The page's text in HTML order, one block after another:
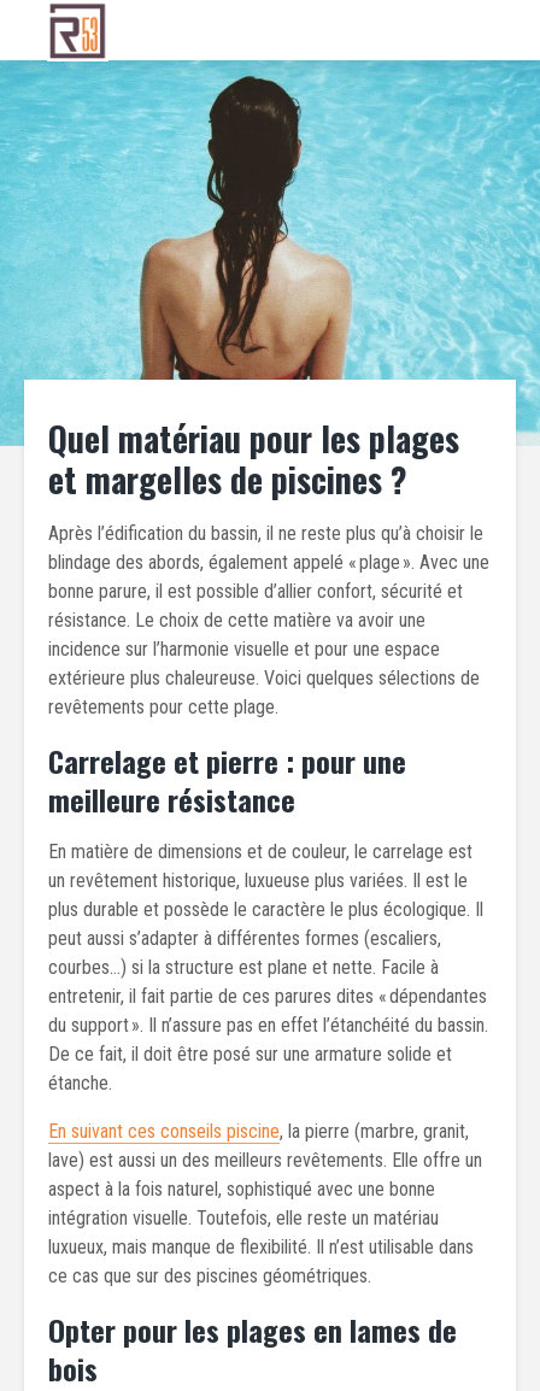
Quel matériau pour les plages
et margelles de piscines ?
Après l’édification du bassin, il ne reste plus qu’à choisir le
blindage des abords, également appelé « plage ». Avec une
bonne parure, il est possible d’allier confort, sécurité et
résistance. Le choix de cette matière va avoir une
incidence sur l’harmonie visuelle et pour une espace
extérieure plus chaleureuse. Voici quelques sélections de
revêtements pour cette plage.
Carrelage et pierre : pour une
meilleure résistance
En matière de dimensions et de couleur, le carrelage est
un revêtement historique, luxueuse plus variées. Il est le
plus durable et possède le caractère le plus écologique. Il
peut aussi s’adapter à différentes formes (escaliers,
courbes…) si la structure est plane et nette. Facile à
entretenir, il fait partie de ces parures dites « dépendantes
du support ». Il n’assure pas en effet l’étanchéité du bassin.
De ce fait, il doit être posé sur une armature solide et
étanche.
En suivant ces conseils piscine, la pierre (marbre, granit,
lave) est aussi un des meilleurs revêtements. Elle offre un
aspect à la fois naturel, sophistiqué avec une bonne
intégration visuelle. Toutefois, elle reste un matériau
luxueux, mais manque de flexibilité. Il n’est utilisable dans
ce cas que sur des piscines géométriques.
Opter pour les plages en lames de
bois